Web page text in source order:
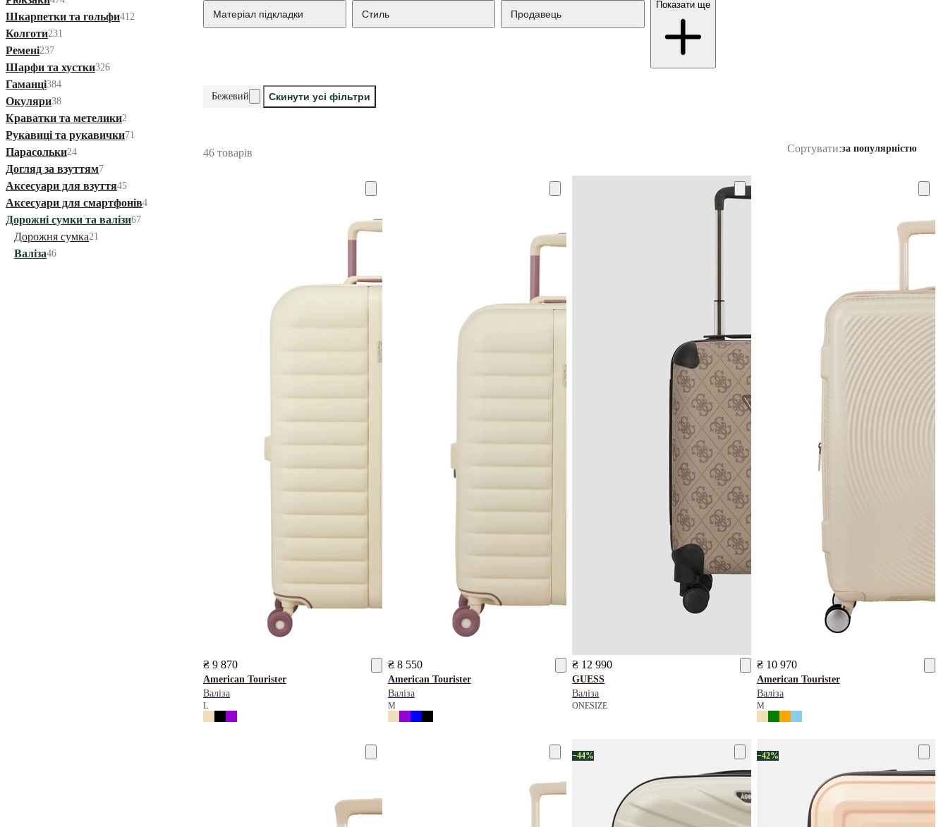
Шкарпетки та гольфи412
Колготи231
Ремені237
Шарфи та хустки326
Гаманці384
Окуляри38
Краватки та метелики2
Рукавиці та рукавички71
Парасольки24
Догляд за взуттям7
Аксесуари для взуття45
Аксесуари для смартфонів4
Дорожні сумки та валізи67
Дорожня сумка21
Валіза46
Матеріал підкладки Стиль Продавець
Показати ще
Бежевий Скинути усі фільтри
46 товарів Сортувати:за популярністю
₴ 9 870
American Tourister
Валіза
L
₴ 8 550
American Tourister
Валіза
M
₴ 12 990
GUESS
Валіза
ONESIZE
₴ 10 970
American Tourister
Валіза
M
−44% −42%